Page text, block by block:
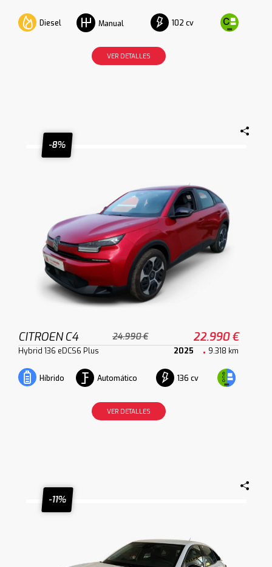
Diesel Manual 102 cv
VER DETALLES
-8%
CITROEN C4 24.990 € 22.990 €
Hybrid 136 eDCS6 Plus 2025 9.318 km
Híbrido Automático 136 cv
VER DETALLES
-11%